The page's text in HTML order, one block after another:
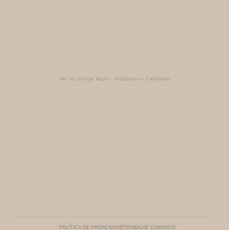
Ver no Google Maps – Arquiteta em Campinas
POLÍTICA DE PRIVACIDADE TRABALHE CONOSCO